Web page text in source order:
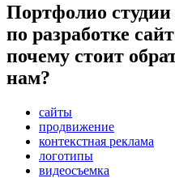
Портфолио
по разработке
почему стоит
нам?
сайты
продвижение
контекстная реклама
логотипы
видеосъемка